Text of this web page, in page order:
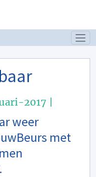
2017 |
weer
met